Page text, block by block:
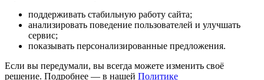
поддерживать стабильную работу сайта;
анализировать поведение пользователей и улучшать
сервис;
показывать персонализированные предложения.
Если вы передумали, вы всегда можете изменить своё
решение. Подробнее — в нашей Политике